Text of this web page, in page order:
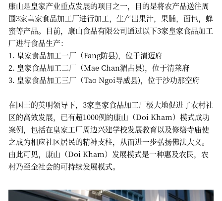
康山是皇家产业重点发展的项目之一，目的是将农产品送往周
围3家皇家食品加工厂进行加工，生产出果汁，果脯，面包，蜂
蜜等产品。目前，康山食品有限公司通过以下3家皇家食品加工
厂进行食品生产：
1. 皇家食品加工一厂（Fang防县)，位于清迈府
2. 皇家食品加工二厂（Mae Chan湄占县)，位于清莱府
3. 皇家食品加工三厂（Tao Ngoi导威县)，位于沙功那空府
在国王的英明领导下，3家皇家食品加工厂极大地促进了农村社
区的高效发展，已有超1000例的康山（Doi Kham）模式成功
案例，包括在皇家工厂周边兴建学校发展教育以及修缮寺庙使
之成为相应社区居民的精神支柱，从而进一步弘扬佛法大义。
由此可见，康山（Doi Kham）发展模式是一种惠及农民，农
村乃至全社会的可持续发展模式。